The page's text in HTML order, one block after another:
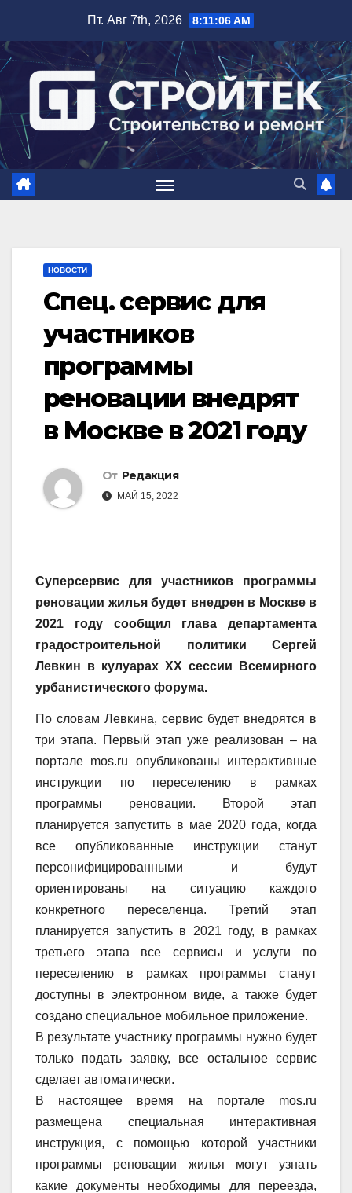
содержимому
Пт. Авг 7th, 2026 8:11:07 AM
НОВОСТИ
Спец. сервис для
участников
программы
реновации внедрят
в Москве в 2021 году
От Редакция
МАЙ 15, 2022
Суперсервис для участников программы
реновации жилья будет внедрен в Москве в
2021 году сообщил глава департамента
градостроительной политики Сергей
Левкин в кулуарах XX сессии Всемирного
урбанистического форума.
По словам Левкина, сервис будет внедрятся в
три этапа. Первый этап уже реализован – на
портале mos.ru опубликованы интерактивные
инструкции по переселению в рамках
программы реновации. Второй этап
планируется запустить в мае 2020 года, когда
все опубликованные инструкции станут
персонифицированными и будут
ориентированы на ситуацию каждого
конкретного переселенца. Третий этап
планируется запустить в 2021 году, в рамках
третьего этапа все сервисы и услуги по
переселению в рамках программы станут
доступны в электронном виде, а также будет
создано специальное мобильное приложение.
В результате участнику программы нужно будет
только подать заявку, все остальное сервис
сделает автоматически.
В настоящее время на портале mos.ru
размещена специальная интерактивная
инструкция, с помощью которой участники
программы реновации жилья могут узнать
какие документы необходимы для переезда,